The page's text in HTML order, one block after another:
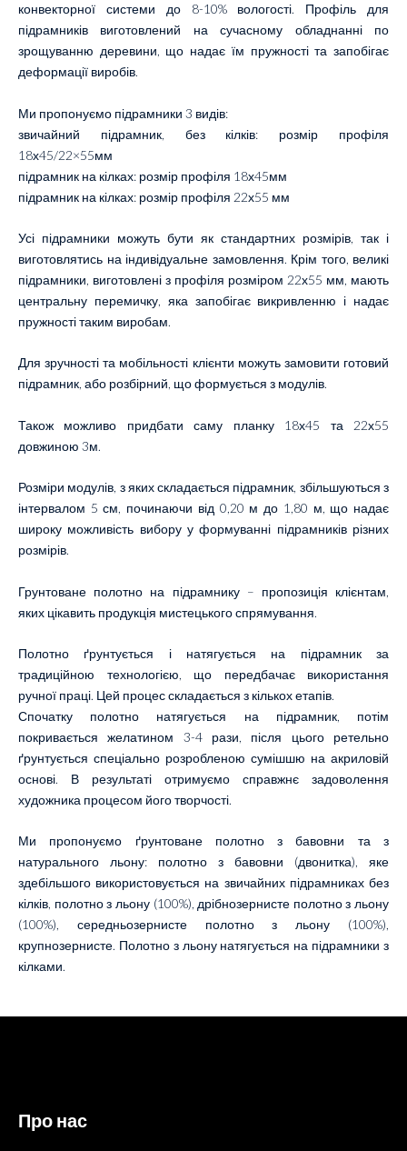
конвекторної системи до 8-10% вологості. Профіль для
підрамників виготовлений на сучасному обладнанні по
зрощуванню деревини, що надає їм пружності та запобігає
деформації виробів.
Ми пропонуємо підрамники 3 видів:
звичайний підрамник, без кілків: розмір профіля
18х45/22×55мм
підрамник на кілках: розмір профіля 18х45мм
підрамник на кілках: розмір профіля 22х55 мм
Усі підрамники можуть бути як стандартних розмірів, так і
виготовлятись на індивідуальне замовлення. Крім того, великі
підрамники, виготовлені з профіля розміром 22х55 мм, мають
центральну перемичку, яка запобігає викривленню і надає
пружності таким виробам.
Для зручності та мобільності клієнти можуть замовити готовий
підрамник, або розбірний, що формується з модулів.
Також можливо придбати саму планку 18х45 та 22х55
довжиною 3м.
Розміри модулів, з яких складається підрамник, збільшуються з
інтервалом 5 см, починаючи від 0,20 м до 1,80 м, що надає
широку можливість вибору у формуванні підрамників різних
розмірів.
Грунтоване полотно на підрамнику – пропозиція клієнтам,
яких цікавить продукція мистецького спрямування.
Полотно ґрунтується і натягується на підрамник за
традиційною технологією, що передбачає використання
ручної праці. Цей процес складається з кількох етапів.
Спочатку полотно натягується на підрамник, потім
покривається желатином 3-4 рази, після цього ретельно
ґрунтується спеціально розробленою сумішшю на акриловій
основі. В результаті отримуємо справжнє задоволення
художника процесом його творчості.
Ми пропонуємо ґрунтоване полотно з бавовни та з
натурального льону: полотно з бавовни (двонитка), яке
здебільшого використовується на звичайних підрамниках без
кілків, полотно з льону (100%), дрібнозернисте полотно з льону
(100%), середньозернисте полотно з льону (100%),
крупнозернисте. Полотно з льону натягується на підрамники з
кілками.
Про нас